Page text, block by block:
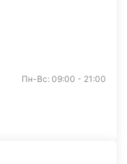
Пн-Вс: 09:00 - 21:00